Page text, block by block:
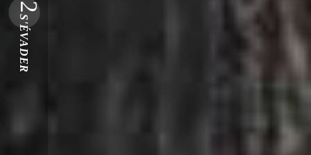
2
S'ÉVADER